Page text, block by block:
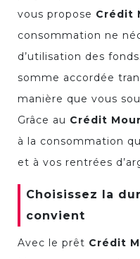
vous propose Crédit
consommation ne
d’utilisation des
somme accordée
manière que vous
Grâce au Crédit
à la consommation
et à vos rentrées
Choisissez la
convient
Avec le prêt Crédit